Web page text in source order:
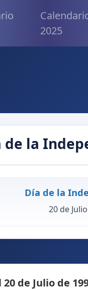
2025
de la
Día de la
20 de
20 de Julio de